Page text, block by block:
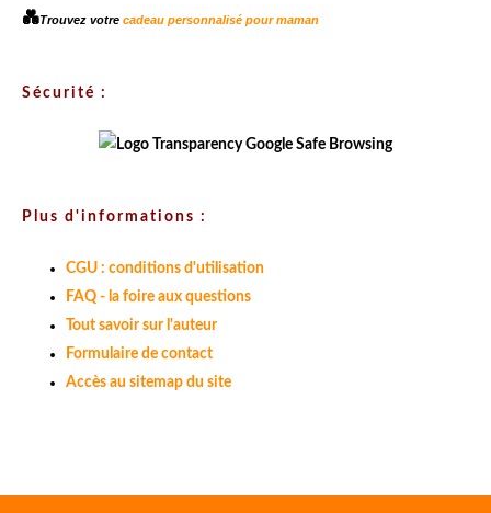
💑Trouvez votre cadeau personnalisé pour maman
Sécurité :
Plus d'informations :
CGU : conditions d'utilisation
FAQ - la foire aux questions
Tout savoir sur l'auteur
Formulaire de contact
Accès au sitemap du site